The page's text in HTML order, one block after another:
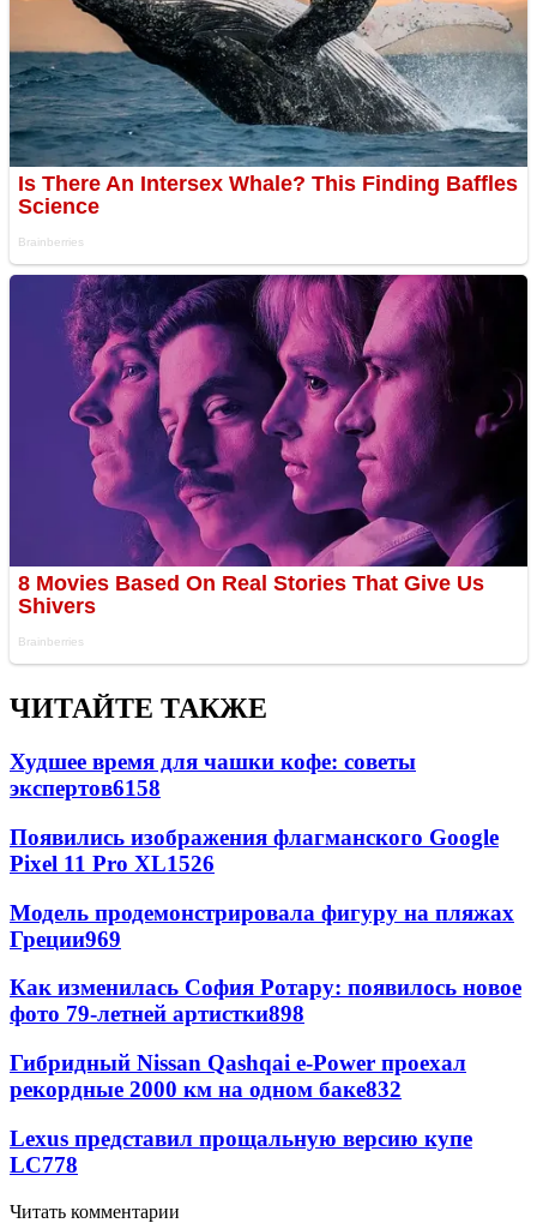
ЧИТАЙТЕ ТАКЖЕ
Худшее время для чашки кофе: советы
экспертов6158
Появились изображения флагманского Google
Pixel 11 Pro XL1526
Модель продемонстрировала фигуру на пляжах
Греции969
Как изменилась София Ротару: появилось новое
фото 79-летней артистки898
Гибридный Nissan Qashqai e-Power проехал
рекордные 2000 км на одном баке832
Lexus представил прощальную версию купе
LC778
Читать комментарии